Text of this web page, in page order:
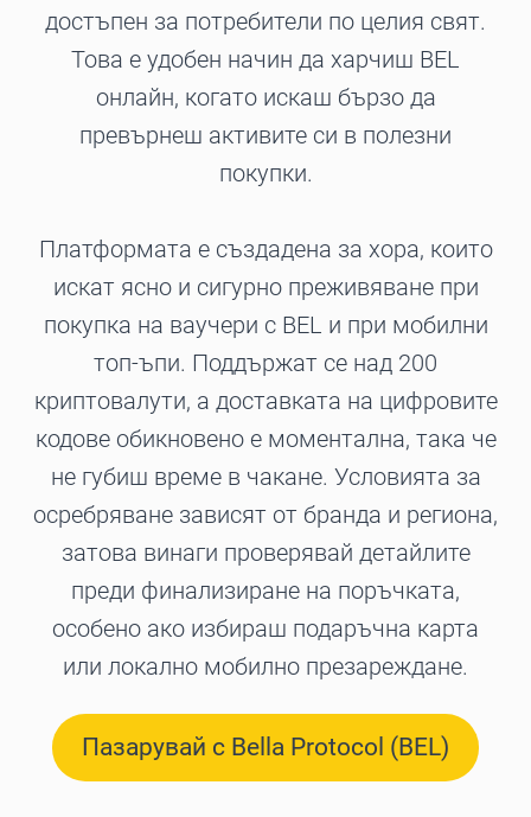
достъпен за потребители по целия свят.
Това е удобен начин да харчиш BEL
онлайн, когато искаш бързо да
превърнеш активите си в полезни
покупки.
Платформата е създадена за хора, които
искат ясно и сигурно преживяване при
покупка на ваучери с BEL и при мобилни
топ-ъпи. Поддържат се над 200
криптовалути, а доставката на цифровите
кодове обикновено е моментална, така че
не губиш време в чакане. Условията за
осребряване зависят от бранда и региона,
затова винаги проверявай детайлите
преди финализиране на поръчката,
особено ако избираш подаръчна карта
или локално мобилно презареждане.
Пазарувай с Bella Protocol (BEL)